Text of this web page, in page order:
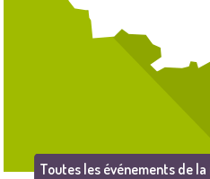
Toutes les événements de la